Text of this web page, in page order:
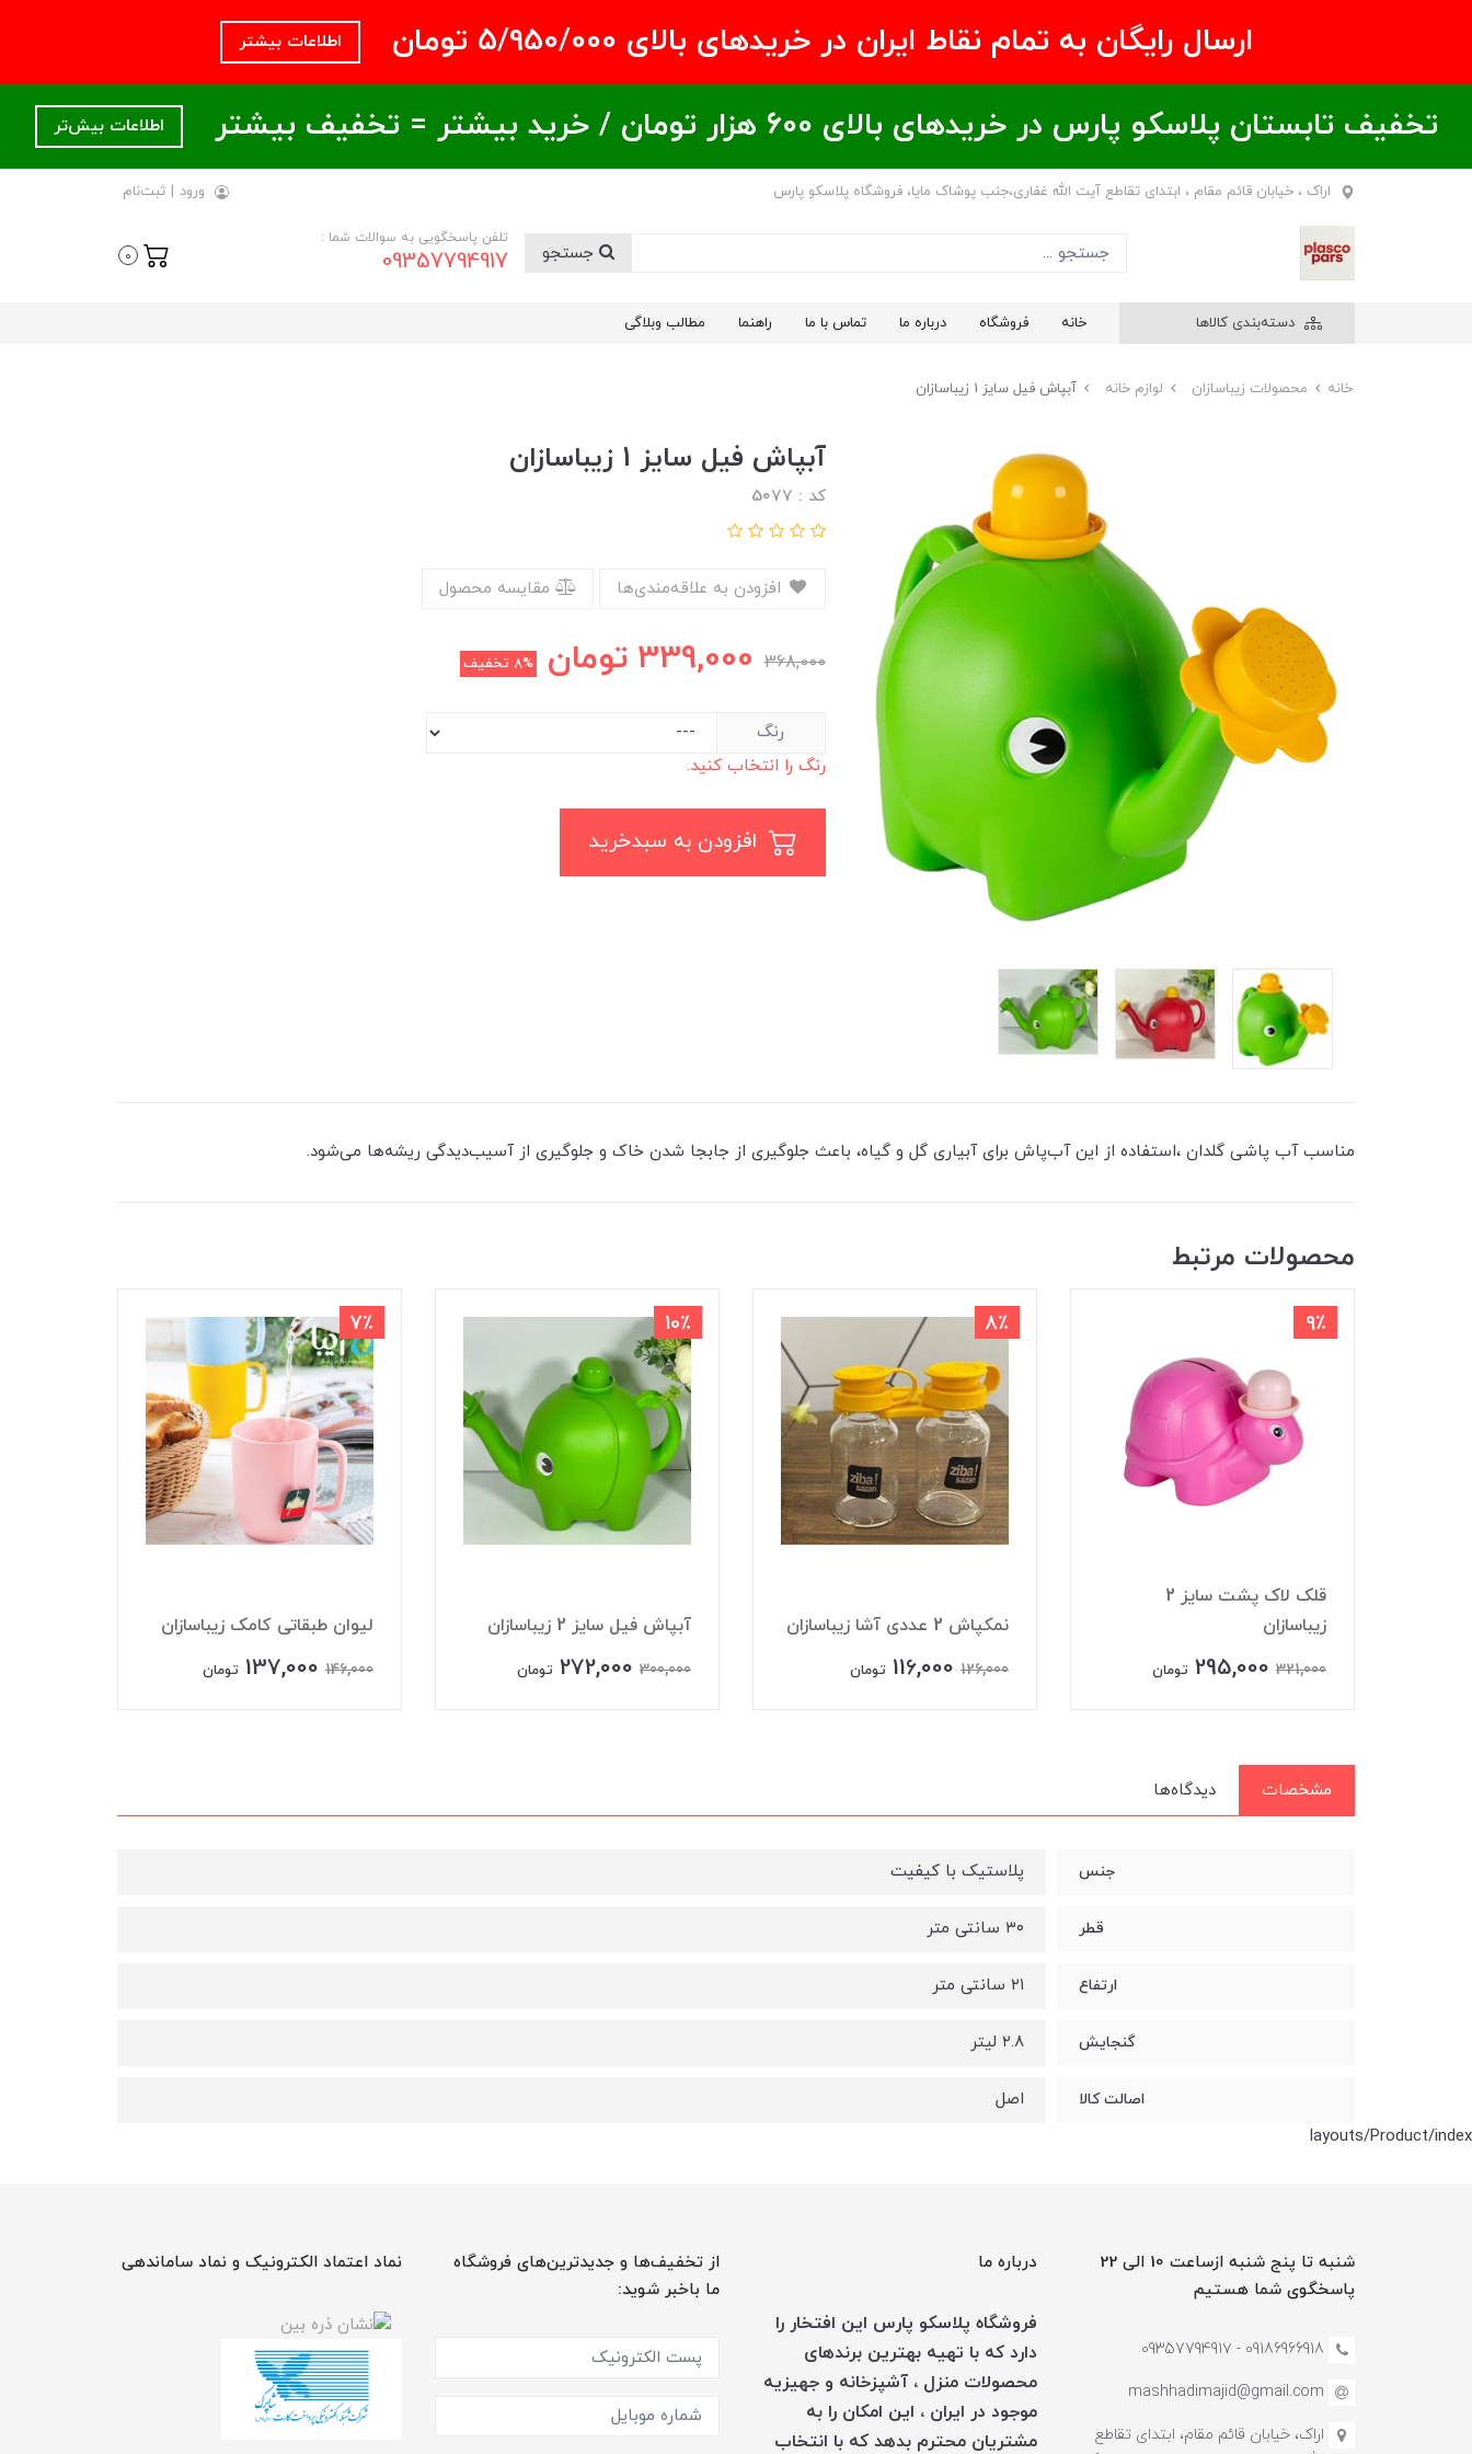
ارسال رایگان به تمام نقاط ایران در خریدهای بالای ۵/950/000 تومان اطلاعات بیشتر
تخفیف تابستان پلاسکو پارس در خریدهای بالای ۶00 هزار تومان / خرید بیشتر = تخفیف بیشتر اطلاعات بیش‌تر
اراک ، خیابان قائم مقام ، ابتدای تقاطع آیت الله غفاری،جنب پوشاک مایا، فروشگاه پلاسکو پارس ورود | ثبت‌نام
تلفن پاسخگویی به سوالات شما :
09357794917
0
دسته‌بندی کالاها خانه فروشگاه درباره ما تماس با ما راهنما مطالب وبلاگی
خانه محصولات زیباسازان لوازم خانه ‏آبپاش فیل سایز 1 زیباسازان
‏آبپاش فیل سایز 1 زیباسازان
کد : 5077
مقایسه محصول
368,000
339,000 تومان 8% تخفیف
رنگ
رنگ را انتخاب کنید.
مناسب آب پاشی گلدان ،استفاده از این آب‌پاش برای آبیاری گل و گیاه، باعث جلوگیری از جابجا شدن خاک و جلوگیری از آسیب‌دیدگی ریشه‌ها می‌شود.
محصولات مرتبط
9٪
قلک لاک پشت سایز 2
زیباسازان
321,000
295,000 تومان
8٪
نمکپاش 2 عددی آشا زیباسازان
126,000
116,000 تومان
10٪
‏آبپاش فیل سایز 2 زیباسازان
300,000
272,000 تومان
7٪
لیوان طبقاتی کامک زیباسازان
146,000
137,000 تومان
مشخصات دیدگاه‌ها
جنس پلاستیک با کیفیت
قطر ۳۰ سانتی متر
ارتفاع ۲۱ سانتی متر
گنجایش ۲.۸ لیتر
اصالت کالا
اصل
layouts/Product/index
شنبه تا پنج شنبه ازساعت 10 الی 22
پاسخگوی شما هستیم
09186966918 - 0935779491۷
mashhadimajid@gmail.com
اراک، خیابان قائم مقام، ابتدای تقاطع
درباره ما
فروشگاه پلاسکو پارس این افتخار را
دارد که با تهیه بهترین برندهای
محصولات منزل ، آشپزخانه و جهیزیه
موجود در ایران ، این امکان را به
مشتریان محترم بدهد که با انتخاب
از تخفیف‌ها و جدیدترین‌های فروشگاه
ما باخبر شوید:
نماد اعتماد الکترونیک و نماد ساماندهی